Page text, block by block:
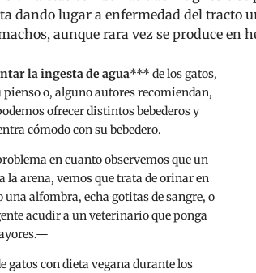
dando lugar a enfermedad del
aunque rara vez se produce en
la ingesta de agua*** de los gatos,
o, alguno autores recomiendan,
ofrecer distintos bebederos y
cómodo con su bebedero.
en cuanto observemos que un
la arena, vemos que trata de orinar en
alfombra, echa gotitas de sangre, o
acudir a un veterinario que ponga
gatos con dieta vegana durante los